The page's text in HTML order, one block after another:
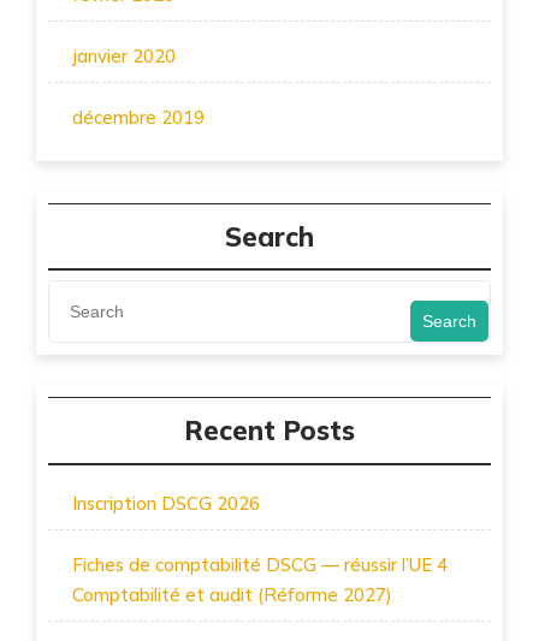
janvier 2020
décembre 2019
Search
Search
Recent Posts
Inscription DSCG 2026
Fiches de comptabilité DSCG — réussir l’UE 4
Comptabilité et audit (Réforme 2027)